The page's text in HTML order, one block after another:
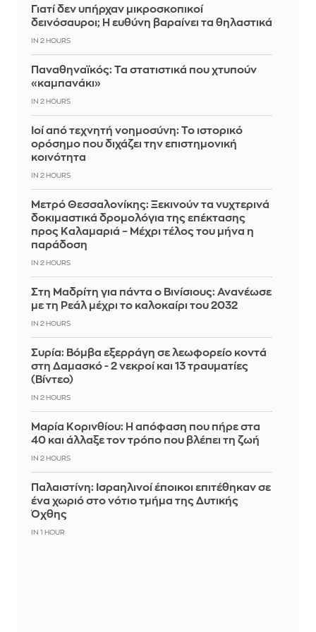
Γιατί δεν υπήρχαν μικροσκοπικοί
δεινόσαυροι; Η ευθύνη βαραίνει τα θηλαστικά
IN 2 HOURS
Παναθηναϊκός: Τα στατιστικά που χτυπούν
«καμπανάκι»
IN 2 HOURS
Ιοί από τεχνητή νοημοσύνη: Το ιστορικό
ορόσημο που διχάζει την επιστημονική
κοινότητα
IN 2 HOURS
Μετρό Θεσσαλονίκης: Ξεκινούν τα νυχτερινά
δοκιμαστικά δρομολόγια της επέκτασης
προς Καλαμαριά – Μέχρι τέλος του μήνα η
παράδοση
IN 2 HOURS
Στη Μαδρίτη για πάντα ο Βινίσιους: Ανανέωσε
με τη Ρεάλ μέχρι το καλοκαίρι του 2032
IN 2 HOURS
Συρία: Βόμβα εξερράγη σε λεωφορείο κοντά
στη Δαμασκό - 2 νεκροί και 13 τραυματίες
(Βίντεο)
IN 2 HOURS
Μαρία Κορινθίου: Η απόφαση που πήρε στα
40 και άλλαξε τον τρόπο που βλέπει τη ζωή
IN 2 HOURS
Παλαιστίνη: Ισραηλινοί έποικοι επιτέθηκαν σε
ένα χωριό στο νότιο τμήμα της Δυτικής
Όχθης
IN 1 HOUR